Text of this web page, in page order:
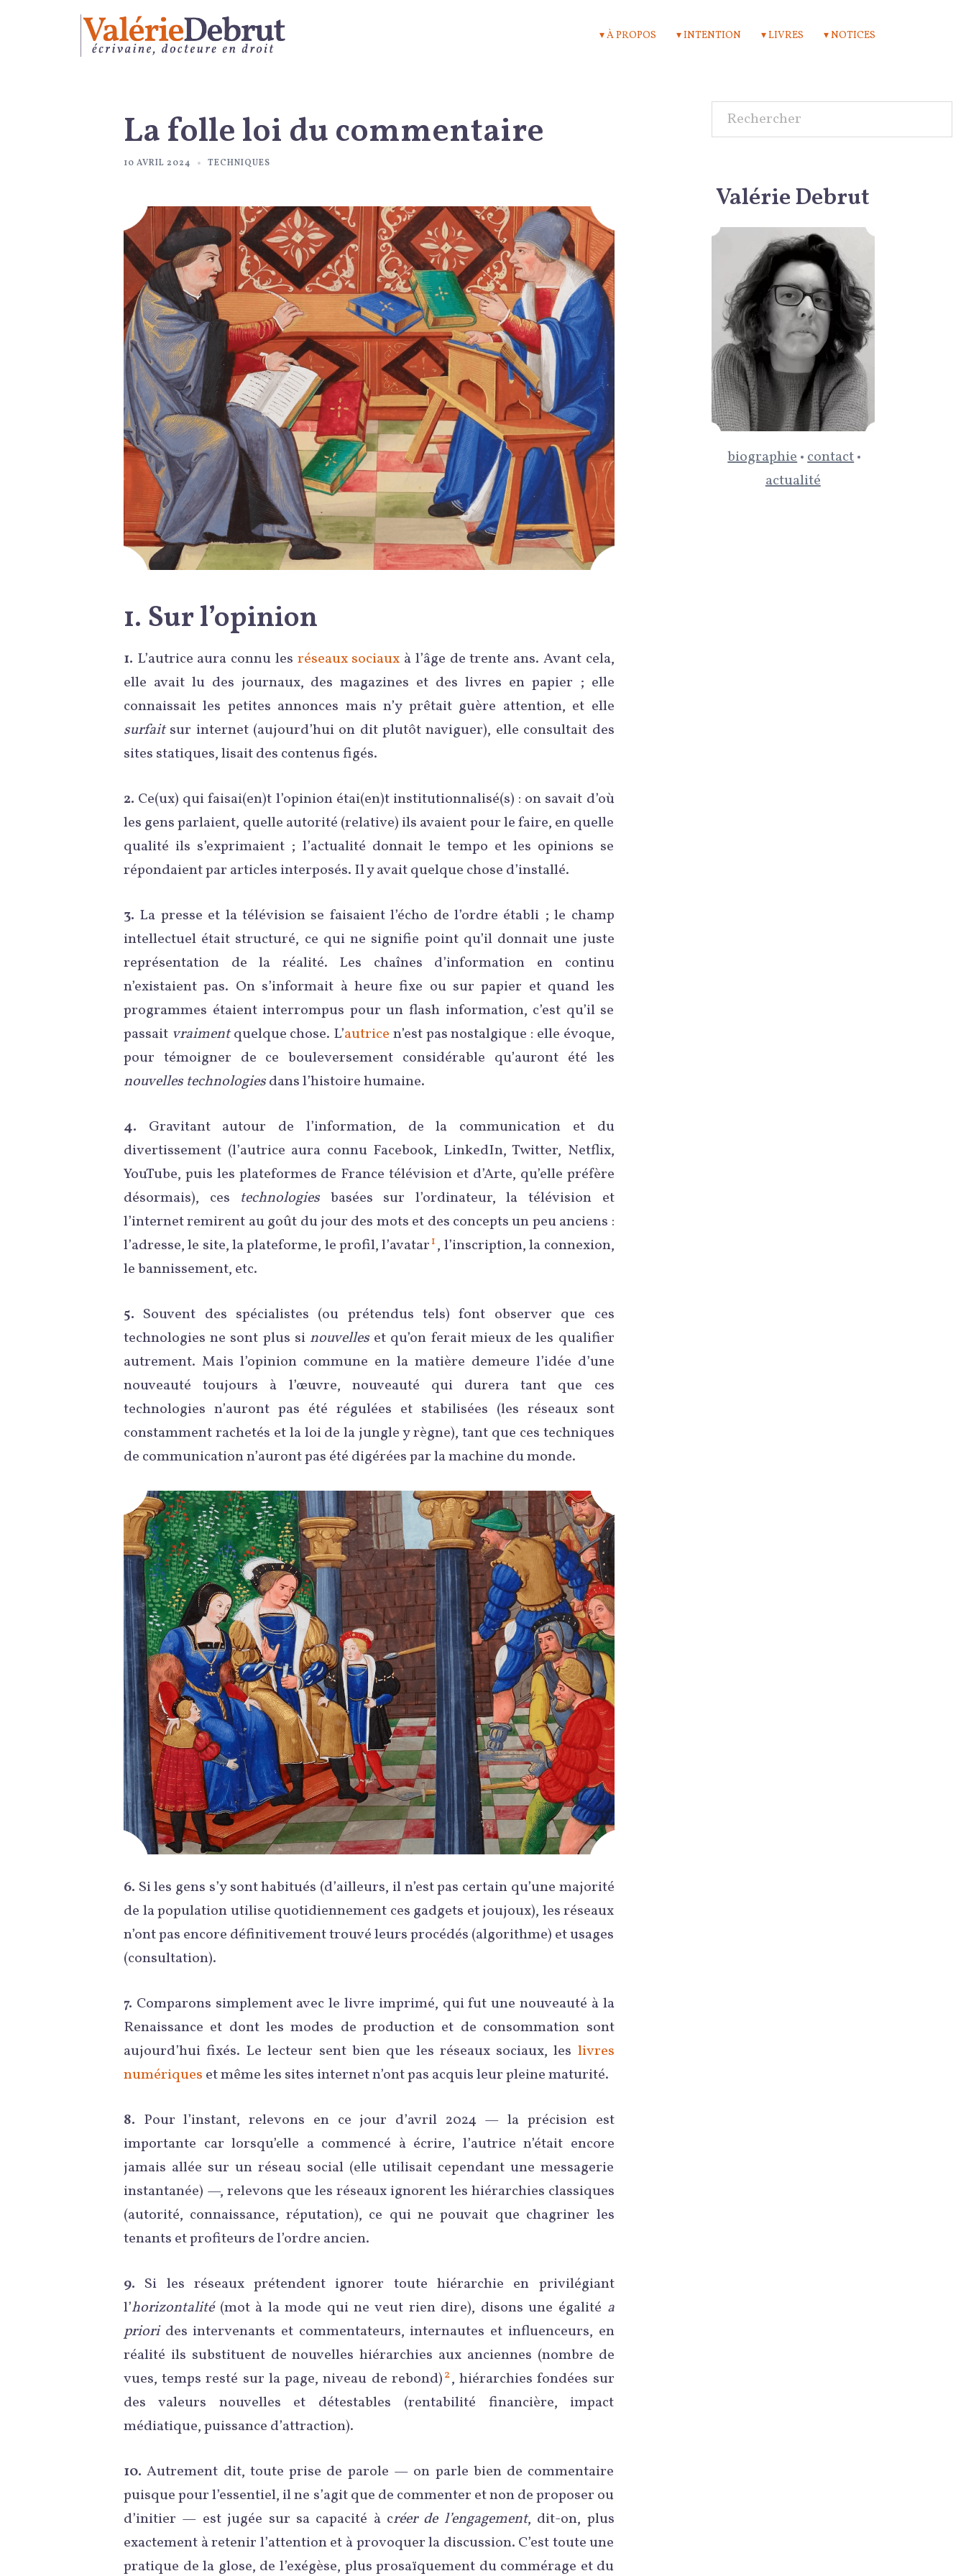
▾ À PROPOS ▾ INTENTION ▾ LIVRES ▾ NOTICES
La folle loi du commentaire
10 AVRIL 2024 TECHNIQUES
1. Sur l’opinion
1. L’autrice aura connu les réseaux sociaux à l’âge de trente ans. Avant cela,
elle avait lu des journaux, des magazines et des livres en papier ; elle
connaissait les petites annonces mais n’y prêtait guère attention, et elle
surfaitsur internet (aujourd’hui on dit plutôt naviguer), elle consultait des
sites statiques, lisait des contenus figés.
2. Ce(ux) qui faisai(en)t l’opinion étai(en)t institutionnalisé(s) : on savait d’où
les gens parlaient, quelle autorité (relative) ils avaient pour le faire, en quelle
qualité ils s’exprimaient ; l’actualité donnait le tempo et les opinions se
répondaient par articles interposés. Il y avait quelque chose d’installé.
3. La presse et la télévision se faisaient l’écho de l’ordre établi ; le champ
intellectuel était structuré, ce qui ne signifie point qu’il donnait une juste
représentation de la réalité. Les chaînes d’information en continu
n’existaient pas. On s’informait à heure fixe ou sur papier et quand les
programmes étaient interrompus pour un flash information, c’est qu’il se
passait vraimentquelque chose. L’autrice n’est pas nostalgique : elle évoque,
pour témoigner de ce bouleversement considérable qu’auront été les
nouvelles technologiesdans l’histoire humaine.
4. Gravitant autour de l’information, de la communication et du
divertissement (l’autrice aura connu Facebook, LinkedIn, Twitter, Netflix,
YouTube, puis les plateformes de France télévision et d’Arte, qu’elle préfère
désormais), ces technologies basées sur l’ordinateur, la télévision et
l’internet remirent au goût du jour des mots et des concepts un peu anciens :
l’adresse, le site, la plateforme, le profil, l’avatar1, l’inscription, la connexion,
le bannissement, etc.
5. Souvent des spécialistes (ou prétendus tels) font observer que ces
technologies ne sont plus si nouvelles et qu’on ferait mieux de les qualifier
autrement. Mais l’opinion commune en la matière demeure l’idée d’une
nouveauté toujours à l’œuvre, nouveauté qui durera tant que ces
technologies n’auront pas été régulées et stabilisées (les réseaux sont
constamment rachetés et la loi de la jungle y règne), tant que ces techniques
de communication n’auront pas été digérées par la machine du monde.
6. Si les gens s’y sont habitués (d’ailleurs, il n’est pas certain qu’une majorité
de la population utilise quotidiennement ces gadgets et joujoux), les réseaux
n’ont pas encore définitivement trouvé leurs procédés (algorithme) et usages
(consultation).
7. Comparons simplement avec le livre imprimé, qui fut une nouveauté à la
Renaissance et dont les modes de production et de consommation sont
aujourd’hui fixés. Le lecteur sent bien que les réseaux sociaux, les livres
numériques et même les sites internet n’ont pas acquis leur pleine maturité.
8. Pour l’instant, relevons en ce jour d’avril 2024 — la précision est
importante car lorsqu’elle a commencé à écrire, l’autrice n’était encore
jamais allée sur un réseau social (elle utilisait cependant une messagerie
instantanée) —, relevons que les réseaux ignorent les hiérarchies classiques
(autorité, connaissance, réputation), ce qui ne pouvait que chagriner les
tenants et profiteurs de l’ordre ancien.
9. Si les réseaux prétendent ignorer toute hiérarchie en privilégiant
l’horizontalité(mot à la mode qui ne veut rien dire), disons une égalité a
priorides intervenants et commentateurs, internautes et influenceurs, en
réalité ils substituent de nouvelles hiérarchies aux anciennes (nombre de
vues, temps resté sur la page, niveau de rebond)2, hiérarchies fondées sur
des valeurs nouvelles et détestables (rentabilité financière, impact
médiatique, puissance d’attraction).
10. Autrement dit, toute prise de parole — on parle bien de commentaire
puisque pour l’essentiel, il ne s’agit que de commenter et non de proposer ou
d’initier — est jugée sur sa capacité à créer de l’engagement, dit-on, plus
exactement à retenir l’attention et à provoquer la discussion. C’est toute une
pratique de la glose, de l’exégèse, plus prosaïquement du commérage et du
Rechercher
Valérie Debrut
biographie•contact•
actualité